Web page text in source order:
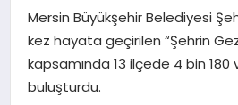
SPOR
Mersin Büyükşehir Belediyesi
kez hayata geçirilen “Şehrin
kapsamında 13 ilçede 4 bin
buluşturdu.